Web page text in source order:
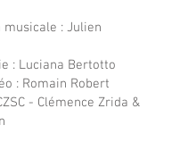
musicale : Julien
: Luciana Bertotto
: Romain Robert
- Clémence Zrida &